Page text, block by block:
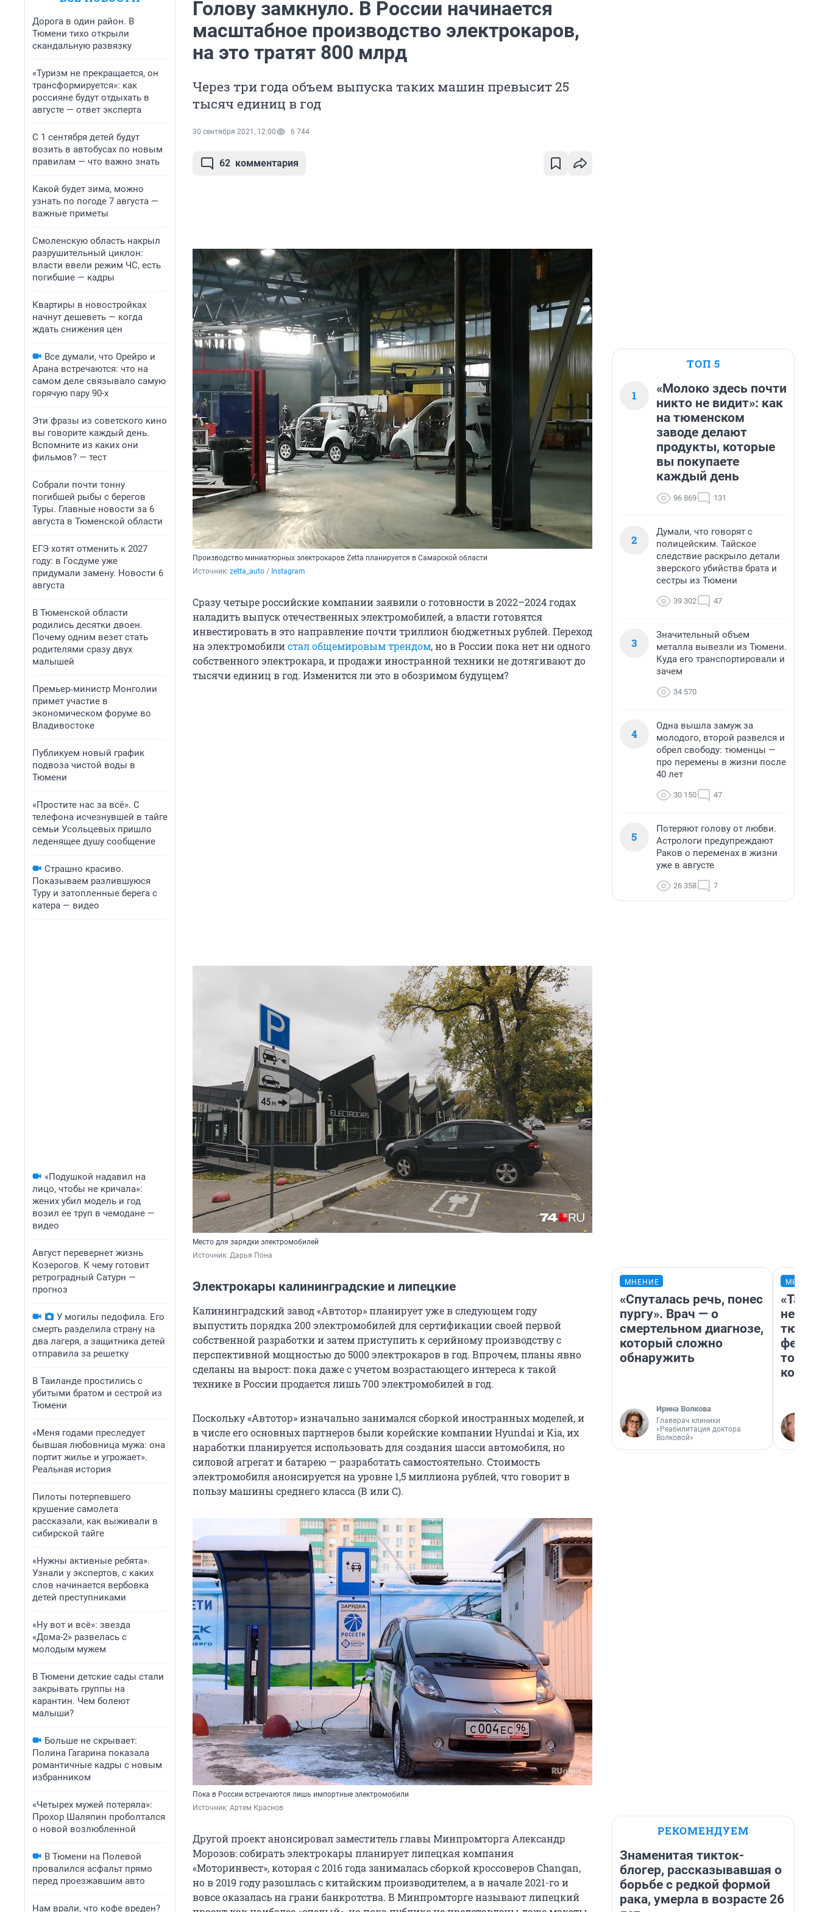
Дорога в один район. В
Тюмени тихо открыли
скандальную развязку
«Туризм не прекращается, он
трансформируется»: как
россияне будут отдыхать в
августе — ответ эксперта
С 1 сентября детей будут
возить в автобусах по новым
правилам — что важно знать
Какой будет зима, можно
узнать по погоде 7 августа —
важные приметы
Смоленскую область накрыл
разрушительный циклон:
власти ввели режим ЧС, есть
погибшие — кадры
Квартиры в новостройках
начнут дешеветь — когда
ждать снижения цен
Все думали, что Орейро и
Арана встречаются: что на
самом деле связывало самую
горячую пару 90-х
Эти фразы из советского кино
вы говорите каждый день.
Вспомните из каких они
фильмов? — тест
Собрали почти тонну
погибшей рыбы с берегов
Туры. Главные новости за 6
августа в Тюменской области
ЕГЭ хотят отменить к 2027
году: в Госдуме уже
придумали замену. Новости 6
августа
В Тюменской области
родились десятки двоен.
Почему одним везет стать
родителями сразу двух
малышей
Премьер‑министр Монголии
примет участие в
экономическом форуме во
Владивостоке
Публикуем новый график
подвоза чистой воды в
Тюмени
«Простите нас за всё». С
телефона исчезнувшей в тайге
семьи Усольцевых пришло
леденящее душу сообщение
Страшно красиво.
Показываем разлившуюся
Туру и затопленные берега с
катера — видео
«Подушкой надавил на
лицо, чтобы не кричала»:
жених убил модель и год
возил ее труп в чемодане —
видео
Август перевернет жизнь
Козерогов. К чему готовит
ретроградный Сатурн —
прогноз
У могилы педофила. Его
смерть разделила страну на
два лагеря, а защитника детей
отправила за решетку
В Таиланде простились с
убитыми братом и сестрой из
Тюмени
«Меня годами преследует
бывшая любовница мужа: она
портит жилье и угрожает».
Реальная история
Пилоты потерпевшего
крушение самолета
рассказали, как выживали в
сибирской тайге
«Нужны активные ребята».
Узнали у экспертов, с каких
слов начинается вербовка
детей преступниками
«Ну вот и всё»: звезда
«Дома-2» развелась с
молодым мужем
В Тюмени детские сады стали
закрывать группы на
карантин. Чем болеют
малыши?
Больше не скрывает:
Полина Гагарина показала
романтичные кадры с новым
избранником
«Четырех мужей потеряла»:
Прохор Шаляпин проболтался
о новой возлюбленной
В Тюмени на Полевой
провалился асфальт прямо
перед проезжавшим авто
Нам врали, что кофе вреден?
Голову замкнуло. В России начинается
масштабное производство электрокаров,
на это тратят 800 млрд
Через три года объем выпуска таких машин превысит 25
тысяч единиц в год
30 сентября 2021, 12:00 6 744
62 комментария
Производство миниатюрных электрокаров Zetta планируется в Самарской области
Источник: zetta_auto / Instagram
Сразу четыре российские компании заявили о готовности в 2022–2024 годах
наладить выпуск отечественных электромобилей, а власти готовятся
инвестировать в это направление почти триллион бюджетных рублей. Переход
на электромобилистал общемировым трендом, но в России пока нет ни одного
собственного электрокара, и продажи иностранной техники не дотягивают до
тысячи единиц в год. Изменится ли это в обозримом будущем?
Место для зарядки электромобилей
Источник: Дарья Пона
Электрокары калининградские и липецкие
Калининградский завод «Автотор» планирует уже в следующем году
выпустить порядка 200 электромобилей для сертификации своей первой
собственной разработки и затем приступить к серийному производству с
перспективной мощностью до 5000 электрокаров в год. Впрочем, планы явно
сделаны на вырост: пока даже с учетом возрастающего интереса к такой
технике в России продается лишь 700 электромобилей в год.
Поскольку «Автотор» изначально занимался сборкой иностранных моделей, и
в числе его основных партнеров были корейские компании Hyundai и Kia, их
наработки планируется использовать для создания шасси автомобиля, но
силовой агрегат и батарею — разработать самостоятельно. Стоимость
электромобиля анонсируется на уровне 1,5 миллиона рублей, что говорит в
пользу машины среднего класса (В или С).
Пока в России встречаются лишь импортные электромобили
Источник: Артем Краснов
Другой проект анонсировал заместитель главы Минпромторга Александр
Морозов: собирать электрокары планирует липецкая компания
«Моторинвест», которая с 2016 года занималась сборкой кроссоверов Changan,
но в 2019 году разошлась с китайским производителем, а в начале 2021-го и
вовсе оказалась на грани банкротства. В Минпромторге называют липецкий
ТОП 5
1
«Молоко здесь почти
никто не видит»: как
на тюменском
заводе делают
продукты, которые
вы покупаете
каждый день
96 869 131
2
Думали, что говорят с
полицейским. Тайское
следствие раскрыло детали
зверского убийства брата и
сестры из Тюмени
39 302 47
3
Значительный объем
металла вывезли из Тюмени.
Куда его транспортировали и
зачем
34 570
4
Одна вышла замуж за
молодого, второй развелся и
обрел свободу: тюменцы —
про перемены в жизни после
40 лет
30 150 47
5
Потеряют голову от любви.
Астрологи предупреждают
Раков о переменах в жизни
уже в августе
26 358 7
МНЕНИЕ
«Спуталась речь, понес
пургу». Врач — о
смертельном диагнозе,
который сложно
обнаружить
Ирина Волкова
Главврач клиники
«Реабилитация доктора
Волковой»
не
РЕКОМЕНДУЕМ
Знаменитая тикток-
блогер, рассказывавшая о
борьбе с редкой формой
рака, умерла в возрасте 26